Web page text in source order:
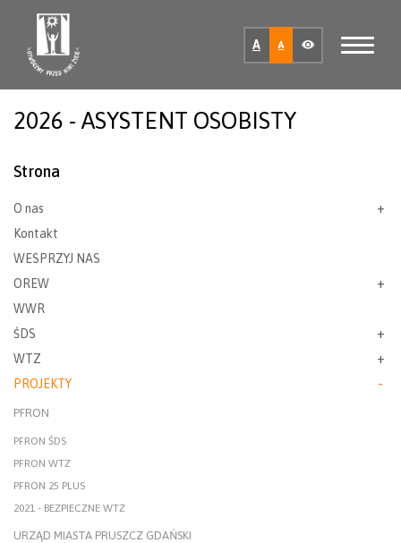
A A
2026 - ASYSTENT OSOBISTY
Strona
O nas
Kontakt
WESPRZYJ NAS
OREW
WWR
ŚDS
WTZ
PROJEKTY
PFRON
PFRON ŚDS
PFRON WTZ
PFRON 25 PLUS
2021 - BEZPIECZNE WTZ
URZĄD MIASTA PRUSZCZ GDAŃSKI